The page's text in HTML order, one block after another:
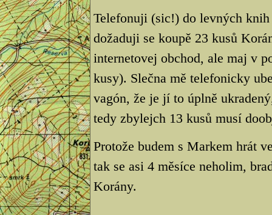
Telefonuji (sic!) do levných
dožaduji se koupě 23 kusů
internetovej obchod, ale maj v
kusy). Slečna mě telefonicky
vagón, že je jí to úplně
tedy zbylejch 13 kusů musí
Protože budem s Markem hrát
tak se asi 4 měsíce neholim,
Korány.